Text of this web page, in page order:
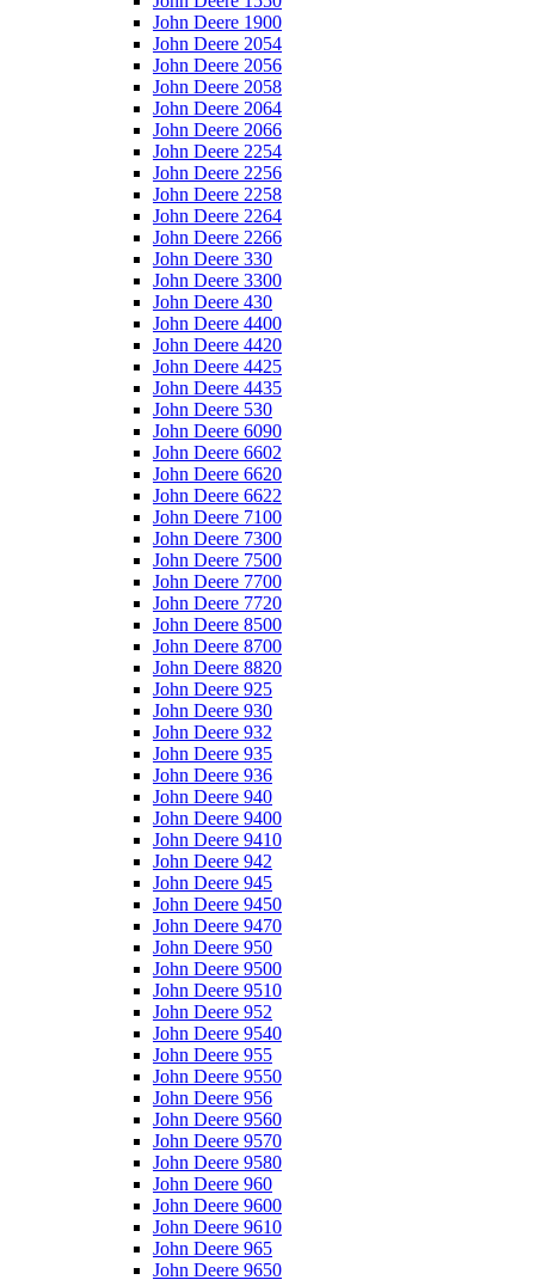
John Deere 1900
John Deere 2054
John Deere 2056
John Deere 2058
John Deere 2064
John Deere 2066
John Deere 2254
John Deere 2256
John Deere 2258
John Deere 2264
John Deere 2266
John Deere 330
John Deere 3300
John Deere 430
John Deere 4400
John Deere 4420
John Deere 4425
John Deere 4435
John Deere 530
John Deere 6090
John Deere 6602
John Deere 6620
John Deere 6622
John Deere 7100
John Deere 7300
John Deere 7500
John Deere 7700
John Deere 7720
John Deere 8500
John Deere 8700
John Deere 8820
John Deere 925
John Deere 930
John Deere 932
John Deere 935
John Deere 936
John Deere 940
John Deere 9400
John Deere 9410
John Deere 942
John Deere 945
John Deere 9450
John Deere 9470
John Deere 950
John Deere 9500
John Deere 9510
John Deere 952
John Deere 9540
John Deere 955
John Deere 9550
John Deere 956
John Deere 9560
John Deere 9570
John Deere 9580
John Deere 960
John Deere 9600
John Deere 9610
John Deere 965
John Deere 9650